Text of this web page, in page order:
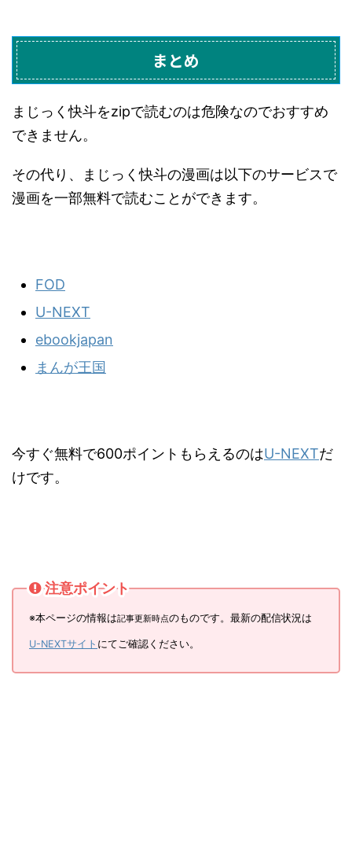
まとめ
まじっく快斗をzipで読むのは危険なのでおすすめ
できません。
その代り、まじっく快斗の漫画は以下のサービスで
漫画を一部無料で読むことができます。
FOD
U-NEXT
ebookjapan
まんが王国
今すぐ無料で600ポイントもらえるのはU-NEXTだ
けです。
注意ポイント
※本ページの情報は記事更新時点のものです。最新の配信状況は
U-NEXTサイト にてご確認ください。